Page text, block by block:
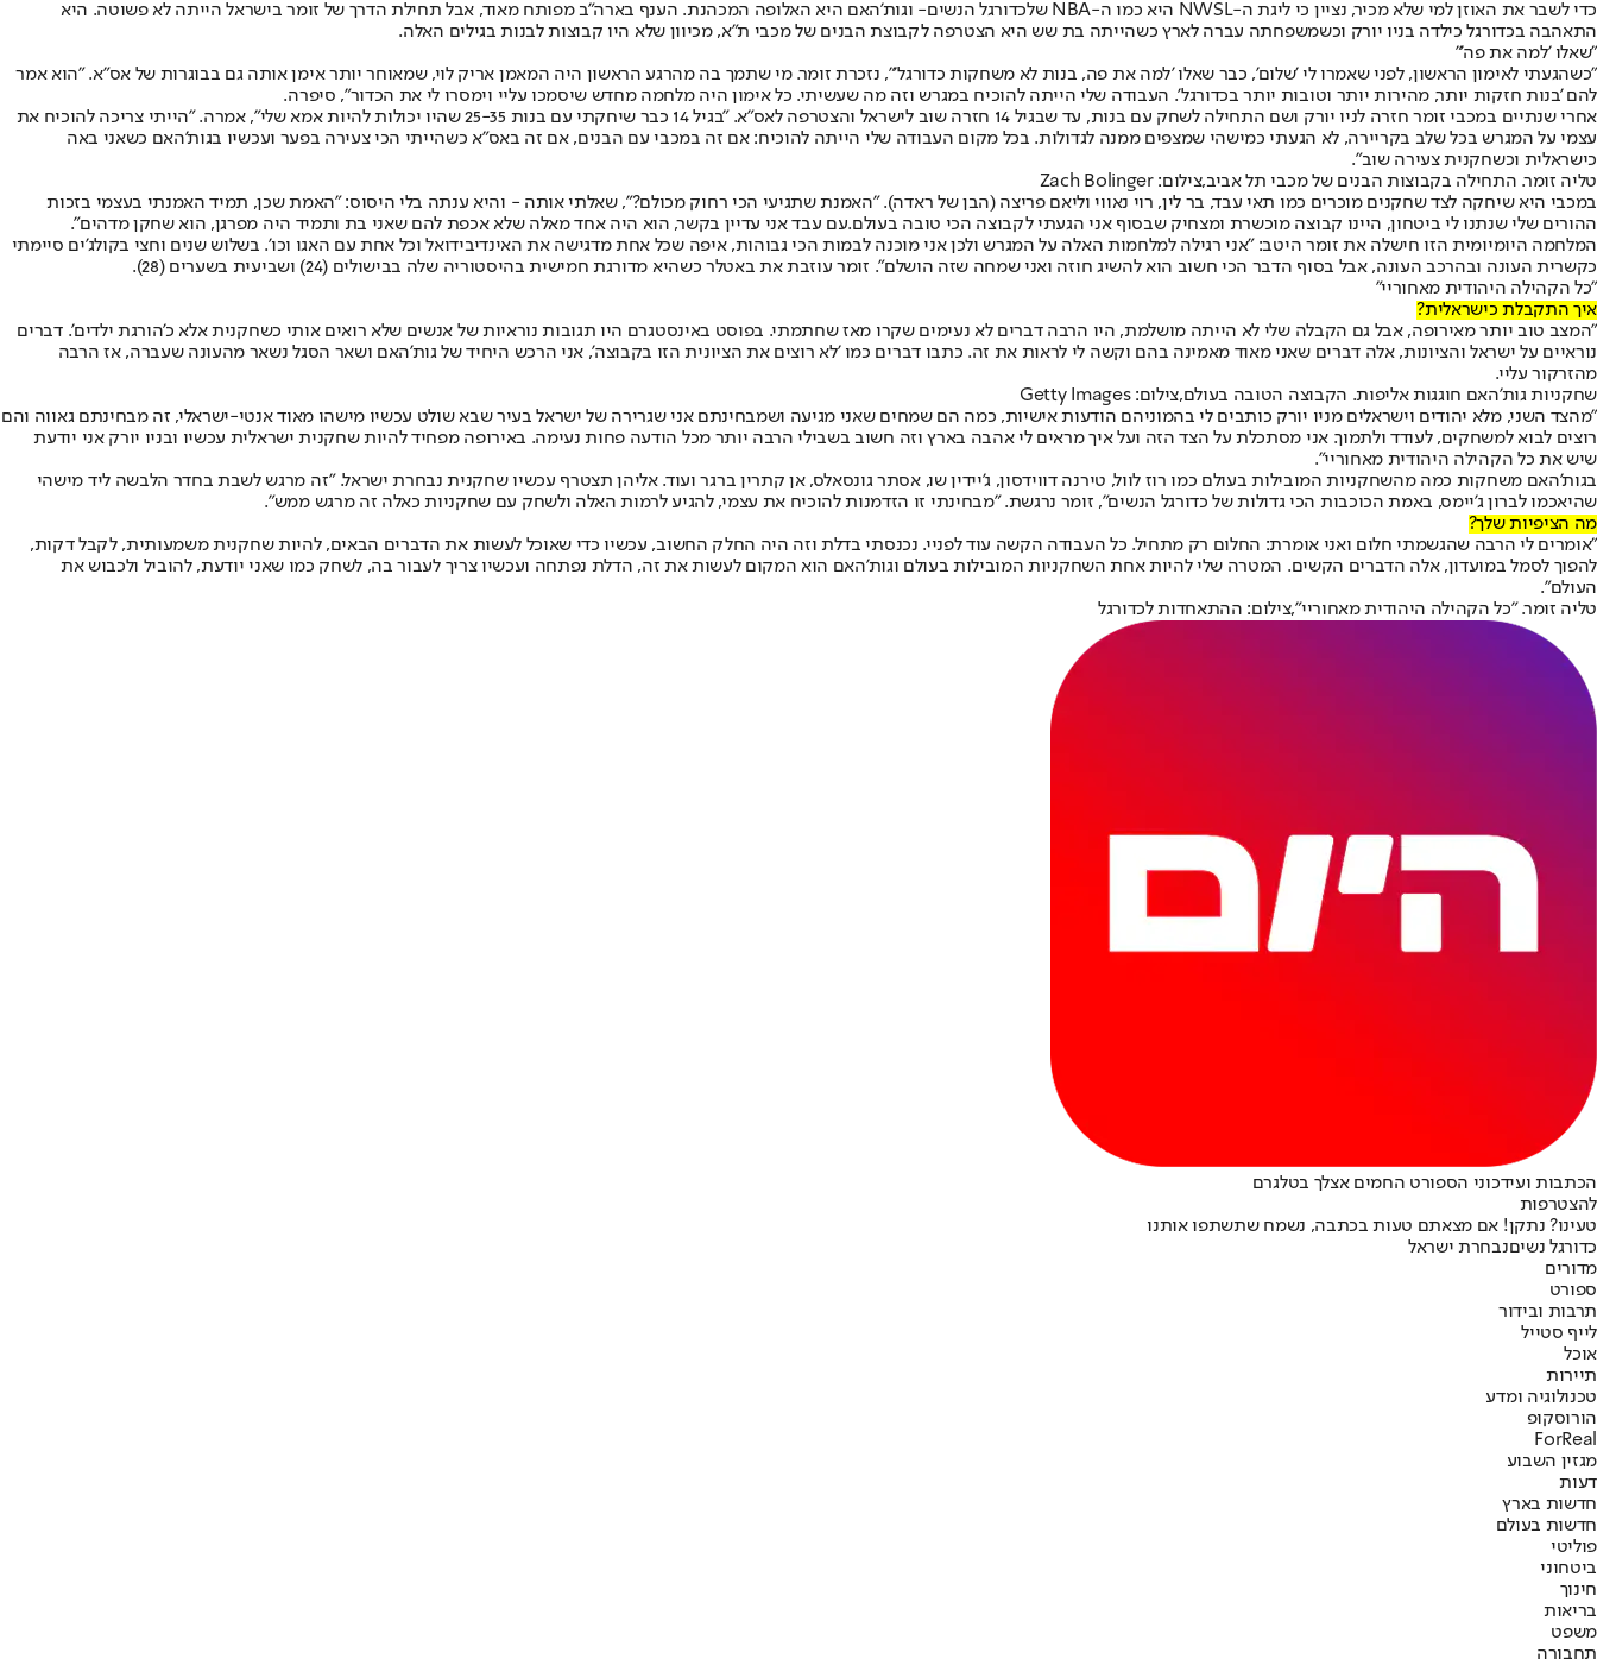
כדי לשבר את האוזן למי שלא מכיר, נציין כי ליגת ה-NWSL היא כמו ה-NBA של
כדורגל הנשים- וגות'האם היא האלופה המכהנת. הענף בארה"ב מפותח מאוד, אבל תחילת הדרך של זומר בישראל הייתה לא פשוטה. היא
התאהבה בכדורגל כילדה בניו יורק וכשמשפחתה עברה לארץ כשהייתה בת שש היא הצטרפה לקבוצת הבנים של מכבי ת"א, מכיוון שלא היו קבוצות לבנות בגילים האלה.
"שאלו 'למה את פה'"
"כשהגעתי לאימון הראשון, לפני שאמרו לי 'שלום', כבר שאלו 'למה את פה, בנות לא משחקות כדורגל'", נזכרת זומר. מי שתמך בה מהרגע הראשון היה המאמן אריק לוי, שמאוחר יותר אימן אותה גם בבוגרות של אס"א. "הוא אמר
להם 'בנות חזקות יותר, מהירות יותר וטובות יותר בכדורגל'. העבודה שלי הייתה להוכיח במגרש וזה מה שעשיתי. כל אימון היה מלחמה מחדש שיסמכו עליי וימסרו לי את הכדור", סיפרה.
אחרי שנתיים במכבי זומר חזרה לניו יורק ושם התחילה לשחק עם בנות, עד שבגיל 14 חזרה שוב לישראל והצטרפה לאס"א. "בגיל 14 כבר שיחקתי עם בנות 25-35 שהיו יכולות להיות אמא שלי", אמרה. "הייתי צריכה להוכיח את
עצמי על המגרש בכל שלב בקריירה, לא הגעתי כמישהי שמצפים ממנה לגדולות. בכל מקום העבודה שלי הייתה להוכיח: אם זה במכבי עם הבנים, אם זה באס"א כשהייתי הכי צעירה בפער ועכשיו בגות'האם כשאני באה
כישראלית וכשחקנית צעירה שוב".
טליה זומר. התחילה בקבוצות הבנים של מכבי תל אביב,צילום: Zach Bolinger
במכבי היא שיחקה לצד שחקנים מוכרים כמו תאי עבד, בר לין, רוי נאווי וליאם פריצה (הבן של ראדה). "האמנת שתגיעי הכי רחוק מכולם?", שאלתי אותה - והיא ענתה בלי היסוס: "האמת שכן, תמיד האמנתי בעצמי בזכות
ההורים שלי שנתנו לי ביטחון, היינו קבוצה מוכשרת ומצחיק שבסוף אני הגעתי לקבוצה הכי טובה בעולם.עם עבד אני עדיין בקשר, הוא היה אחד מאלה שלא אכפת להם שאני בת ותמיד היה מפרגן, הוא שחקן מדהים".
המלחמה היומיומית הזו חישלה את זומר היטב: "אני רגילה למלחמות האלה על המגרש ולכן אני מוכנה לבמות הכי גבוהות, איפה שכל אחת מדגישה את האינדיבידואל וכל אחת עם האגו וכו'. בשלוש שנים וחצי בקולג'ים סיימתי
כקשרית העונה ובהרכב העונה, אבל בסוף הדבר הכי חשוב הוא להשיג חוזה ואני שמחה שזה הושלם". זומר עוזבת את באטלר כשהיא מדורגת חמישית בהיסטוריה שלה בבישולים (24) ושביעית בשערים (28).
"כל הקהילה היהודית מאחוריי"
איך התקבלת כישראלית?
"המצב טוב יותר מאירופה, אבל גם הקבלה שלי לא הייתה מושלמת, היו הרבה דברים לא נעימים שקרו מאז שחתמתי. בפוסט באינסטגרם היו תגובות נוראיות של אנשים שלא רואים אותי כשחקנית אלא כ'הורגת ילדים'. דברים
נוראיים על ישראל והציונות, אלה דברים שאני מאוד מאמינה בהם וקשה לי לראות את זה. כתבו דברים כמו 'לא רוצים את הציונית הזו בקבוצה', אני הרכש היחיד של גות'האם ושאר הסגל נשאר מהעונה שעברה, אז הרבה
מהזרקור עליי.
שחקניות גות'האם חוגגות אליפות. הקבוצה הטובה בעולם,צילום: Getty Images
"מהצד השני, מלא יהודים וישראלים מניו יורק כותבים לי בהמוניהם הודעות אישיות, כמה הם שמחים שאני מגיעה ושמבחינתם אני שגרירה של ישראל בעיר שבא שולט עכשיו מישהו מאוד אנטי-ישראלי, זה מבחינתם גאווה והם
רוצים לבוא למשחקים, לעודד ולתמוך. אני מסתכלת על הצד הזה ועל איך מראים לי אהבה בארץ וזה חשוב בשבילי הרבה יותר מכל הודעה פחות נעימה. באירופה מפחיד להיות שחקנית ישראלית עכשיו ובניו יורק אני יודעת
שיש את כל הקהילה היהודית מאחוריי".
בגות'האם משחקות כמה מהשחקניות המובילות בעולם כמו רוז לוול, טירנה דווידסון, ג'יידין שו, אסתר גונסאלס, אן קתרין ברגר ועוד. אליהן תצטרף עכשיו שחקנית נבחרת ישראל. "זה מרגש לשבת בחדר הלבשה ליד מישהי
שהיאכמו לברון ג'יימס, באמת הכוכבות הכי גדולות של כדורגל הנשים", זומר נרגשת. "מבחינתי זו הזדמנות להוכיח את עצמי, להגיע לרמות האלה ולשחק עם שחקניות כאלה זה מרגש ממש".
מה הציפיות שלך?
"אומרים לי הרבה שהגשמתי חלום ואני אומרת: החלום רק מתחיל. כל העבודה הקשה עוד לפניי. נכנסתי בדלת וזה היה החלק החשוב, עכשיו כדי שאוכל לעשות את הדברים הבאים, להיות שחקנית משמעותית, לקבל דקות,
להפוך לסמל במועדון, אלה הדברים הקשים. המטרה שלי להיות אחת השחקניות המובילות בעולם וגות'האם הוא המקום לעשות את זה, הדלת נפתחה ועכשיו צריך לעבור בה, לשחק כמו שאני יודעת, להוביל ולכבוש את
העולם".
טליה זומר. "כל הקהילה היהודית מאחוריי",צילום: ההתאחדות לכדורגל
הכתבות ועידכוני הספורט החמים אצלך בטלגרם
להצטרפות
טעינו? נתקן! אם מצאתם טעות בכתבה, נשמח שתשתפו אותנו
כדורגל נשיםנבחרת ישראל
מדורים
ספורט
תרבות ובידור
לייף סטייל
אוכל
תיירות
טכנולוגיה ומדע
הורוסקופ
ForReal
מגזין השבוע
דעות
חדשות בארץ
חדשות בעולם
פוליטי
ביטחוני
חינוך
בריאות
משפט
תחבורה